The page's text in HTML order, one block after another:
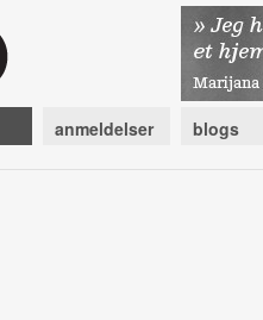
anmeldelser blogs